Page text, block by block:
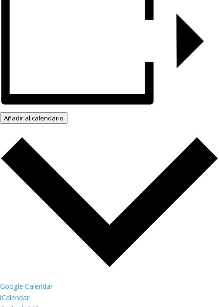
Añadir al calendario
Google Calendar
iCalendar